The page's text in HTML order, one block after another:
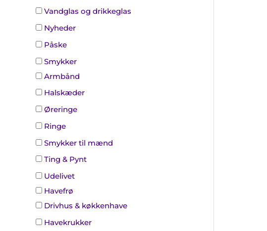
Vandglas og drikkeglas
Nyheder
Påske
Smykker
Armbånd
Halskæder
Øreringe
Ringe
Smykker til mænd
Ting & Pynt
Udelivet
Havefrø
Drivhus & køkkenhave
Havekrukker